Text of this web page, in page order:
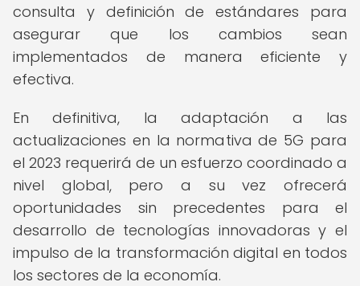
consulta y definición de estándares para
asegurar que los cambios sean
implementados de manera eficiente y
efectiva.
En definitiva, la adaptación a las
actualizaciones en la normativa de 5G para
el 2023 requerirá de un esfuerzo coordinado a
nivel global, pero a su vez ofrecerá
oportunidades sin precedentes para el
desarrollo de tecnologías innovadoras y el
impulso de la transformación digital en todos
los sectores de la economía.